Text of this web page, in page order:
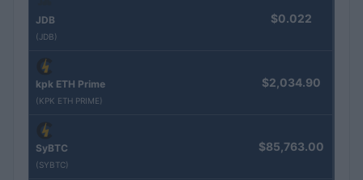
JDB
(JDB)
$0.022
kpk ETH Prime
(KPK ETH PRIME)
$2,034.90
SyBTC
(SYBTC)
$85,763.00